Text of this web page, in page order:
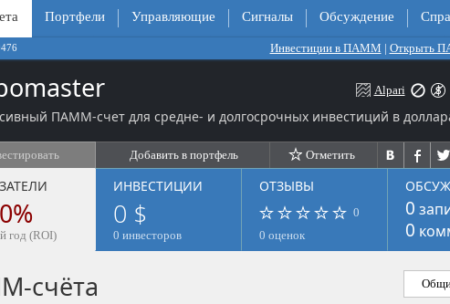
Портфели Управляющие Сигналы Обсуждение
Инвестиции в ПАММ | Открыть
ПАММ-счет для средне- и долгосрочных инвестиций в
Alpari
Добавить в портфель Отметить
год (ROI)
ИНВЕСТИЦИИ
0 $
0 инвесторов
ОТЗЫВЫ
0
0 оценок
0
0
счёта